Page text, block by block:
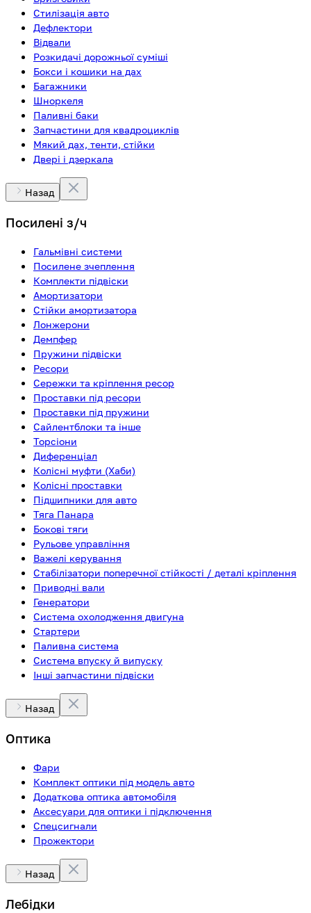
Стилізація авто
Дефлектори
Відвали
Розкидачі дорожньої суміші
Бокси і кошики на дах
Багажники
Шноркеля
Паливні баки
Запчастини для квадроциклів
Мякий дах, тенти, стійки
Двері і дзеркала
Назад
Посилені з/ч
Гальмівні системи
Посилене зчеплення
Комплекти підвіски
Амортизатори
Стійки амортизатора
Лонжерони
Демпфер
Пружини підвіски
Ресори
Сережки та кріплення ресор
Проставки під ресори
Проставки під пружини
Сайлентблоки та інше
Торсіони
Диференціал
Колісні муфти (Хаби)
Колісні проставки
Підшипники для авто
Тяга Панара
Бокові тяги
Рульове управління
Важелі керування
Стабілізатори поперечної стійкості / деталі кріплення
Приводні вали
Генератори
Система охолодження двигуна
Стартери
Паливна система
Система впуску й випуску
Інші запчастини підвіски
Назад
Оптика
Фари
Комплект оптики під модель авто
Додаткова оптика автомобіля
Аксесуари для оптики і підключення
Спецсигнали
Прожектори
Назад
Лебідки